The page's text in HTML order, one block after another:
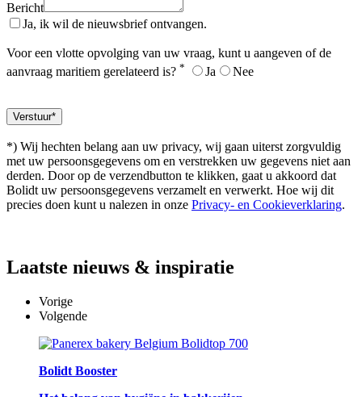
Bericht
Ja, ik wil de nieuwsbrief ontvangen.
Voor een vlotte opvolging van uw vraag, kunt u aangeven of de
aanvraag maritiem gerelateerd is? * Ja Nee
*) Wij hechten belang aan uw privacy, wij gaan uiterst zorgvuldig
met uw persoonsgegevens om en verstrekken uw gegevens niet aan
derden. Door op de verzendbutton te klikken, gaat u akkoord dat
Bolidt uw persoonsgegevens verzamelt en verwerkt. Hoe wij dit
precies doen kunt u nalezen in onze Privacy- en Cookieverklaring.
Laatste nieuws & inspiratie
Vorige
Volgende
Bolidt Booster